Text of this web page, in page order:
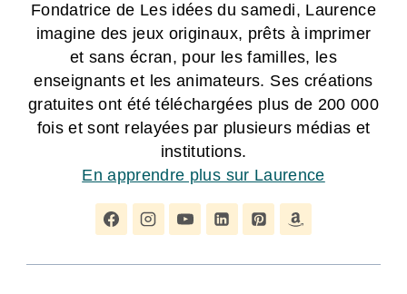
Fondatrice de Les idées du samedi, Laurence
imagine des jeux originaux, prêts à imprimer
et sans écran, pour les familles, les
enseignants et les animateurs. Ses créations
gratuites ont été téléchargées plus de 200 000
fois et sont relayées par plusieurs médias et
institutions.
En apprendre plus sur Laurence